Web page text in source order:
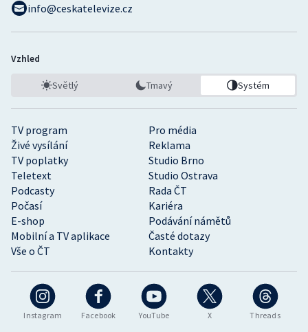
Instagram Facebook YouTube X Threads
TV program
Pro média
Živé vysílání
Reklama
TV poplatky
Studio Brno
Teletext
Studio Ostrava
Podcasty
Rada ČT
Počasí
Kariéra
E-shop
Podávání námětů
Mobilní a TV aplikace
Časté dotazy
Vše o ČT
Kontakty
info@ceskatelevize.cz
Vzhled
Světlý Tmavý Systém